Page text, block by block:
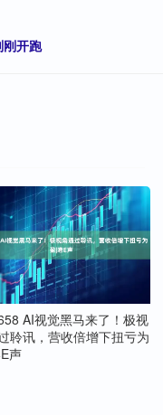
开跑
AI视觉黑马来了！极视
聆讯，营收倍增下扭亏为
声